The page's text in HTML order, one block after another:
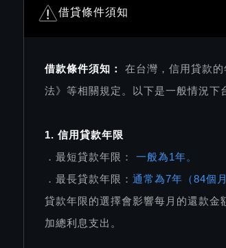
借貸條件須知
借款條件須知： 在台灣，信用貸款
法》等相關規定。以下是一般情況下
1. 信用貸款年限
．最短貸款年限：
一般為1年。
．最長貸款年限： 通常為7年（84個月
貸款年限的選擇會影響每月的還款
加總利息支出。